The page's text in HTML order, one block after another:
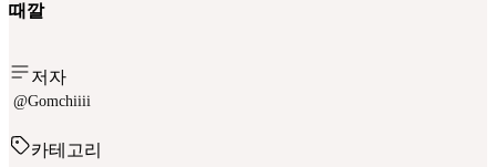
때깔
저자
@Gomchiiii
카테고리